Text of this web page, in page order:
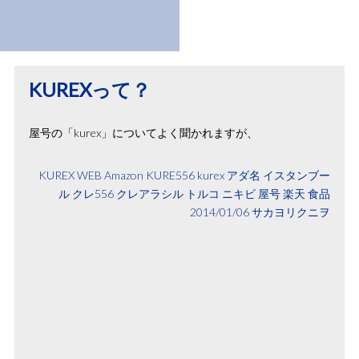
KUREXって？
屋号の「kurex」についてよく聞かれますが、
KUREXWEB Amazon KURE556 kurex アダ名 イスタンブー
ル クレ556 クレアラシル トルコ ニキビ 屋号楽天 食品
2014/01/06サカヨリクニヲ